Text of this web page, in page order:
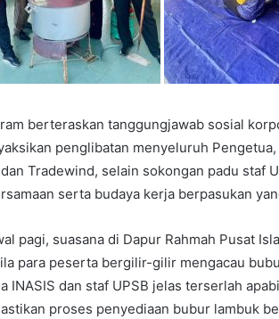
berteraskan tanggungjawab sosial
penglibatan menyeluruh
Tradewind, selain sokongan padu staf
serta budaya kerja berpasukan
pagi, suasana di Dapur Rahmah Pusat
para peserta bergilir-gilir mengacau
INASIS dan staf UPSB jelas terserlah
proses penyediaan bubur lambuk